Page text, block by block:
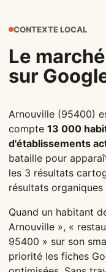
CONTEXTE LOCAL
Le
sur
Arnouville (95400)
compte 13 000
d'établissements
bataille pour
les 3 résultats
résultats
Quand un habitant
Arnouville », «
95400 » sur son
priorité les fiches